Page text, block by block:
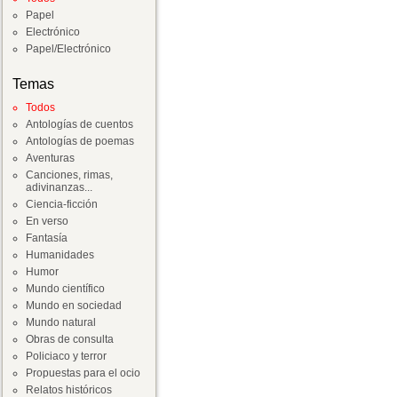
Papel
Electrónico
Papel/Electrónico
Temas
Todos
Antologías de cuentos
Antologías de poemas
Aventuras
Canciones, rimas,
adivinanzas...
Ciencia-ficción
En verso
Fantasía
Humanidades
Humor
Mundo científico
Mundo en sociedad
Mundo natural
Obras de consulta
Policiaco y terror
Propuestas para el ocio
Relatos históricos